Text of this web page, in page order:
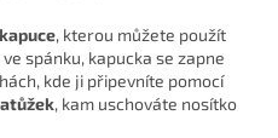
, kterou můžete použít
spánku, kapucka se zapne
kde ji připevníte pomocí
, kam uschováte nosítko